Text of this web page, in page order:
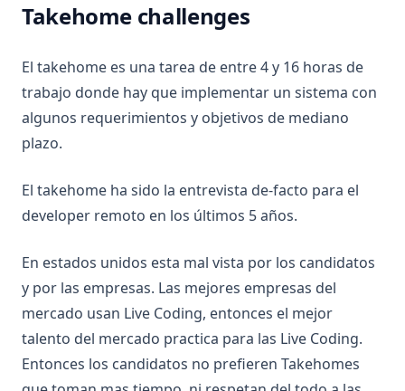
Takehome challenges
El takehome es una tarea de entre 4 y 16 horas de
trabajo donde hay que implementar un sistema con
algunos requerimientos y objetivos de mediano
plazo.
El takehome ha sido la entrevista de-facto para el
developer remoto en los últimos 5 años.
En estados unidos esta mal vista por los candidatos
y por las empresas. Las mejores empresas del
mercado usan Live Coding, entonces el mejor
talento del mercado practica para las Live Coding.
Entonces los candidatos no prefieren Takehomes